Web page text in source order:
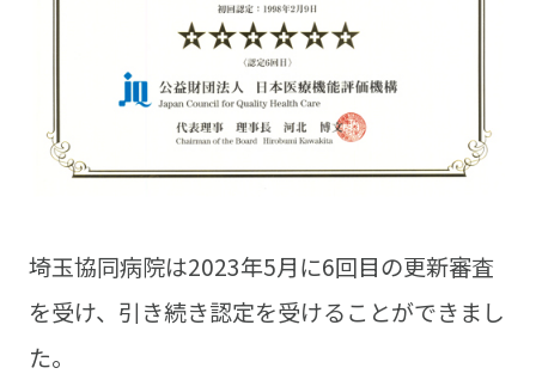
埼玉協同病院は2023年5月に6回目の更新審査
を受け、引き続き認定を受けることができまし
た。